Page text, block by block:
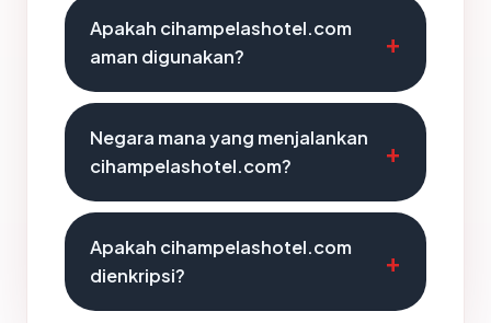
Apakah cihampelashotel.com
aman digunakan?
Negara mana yang menjalankan
cihampelashotel.com?
Apakah cihampelashotel.com
dienkripsi?